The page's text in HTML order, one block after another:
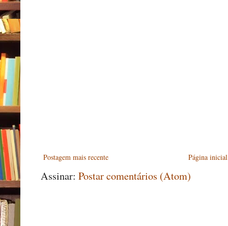
Postagem mais recente Página inicial
Assinar: Postar comentários (Atom)